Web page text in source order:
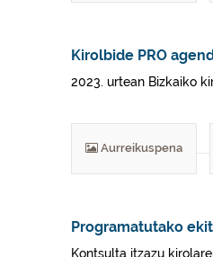
Kirolbide PRO
2023. urtean Bizkaiko
Aurreikuspena
Programatutako
Kontsulta itzazu